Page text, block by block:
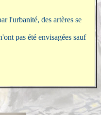
l'urbanité, des artères se
pas été envisagées sauf